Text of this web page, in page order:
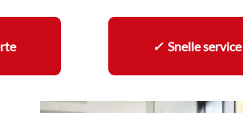
✓Snelle service